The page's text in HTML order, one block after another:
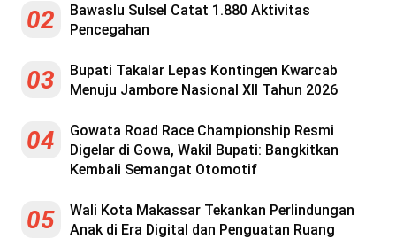
02
Bawaslu Sulsel Catat 1.880 Aktivitas
Pencegahan
03
Bupati Takalar Lepas Kontingen Kwarcab
Menuju Jambore Nasional XII Tahun 2026
04
Gowata Road Race Championship Resmi
Digelar di Gowa, Wakil Bupati: Bangkitkan
Kembali Semangat Otomotif
05
Wali Kota Makassar Tekankan Perlindungan
Anak di Era Digital dan Penguatan Ruang